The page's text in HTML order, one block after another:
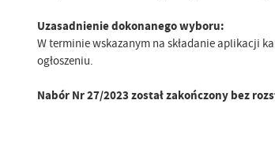
Uzasadnienie dokonanego wyboru:
W terminie wskazanym na składanie aplikacji
ogłoszeniu.
Nabór Nr 27/2023 został zakończony bez